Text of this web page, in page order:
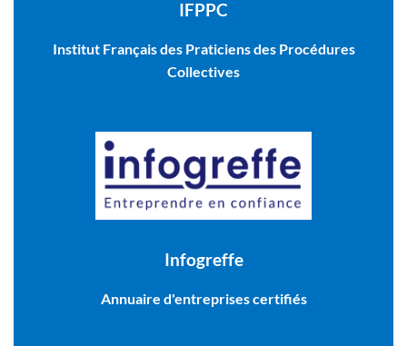
IFPPC
Institut Français des Praticiens des Procédures
Collectives
Infogreffe
Annuaire d'entreprises certifiés